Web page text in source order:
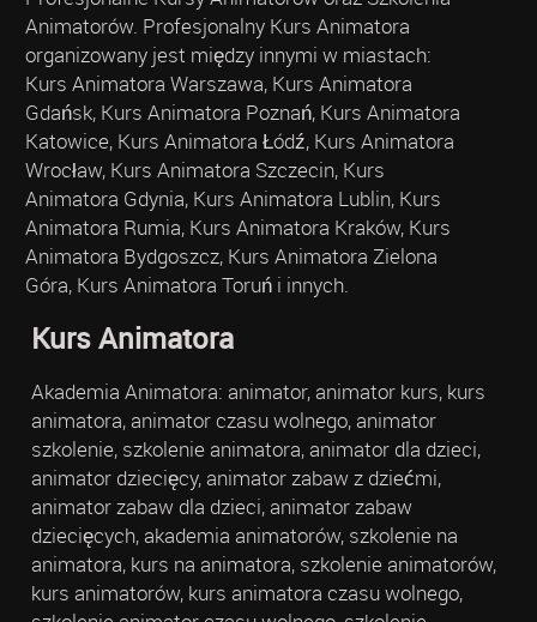
Animatorów. Profesjonalny Kurs Animatora
organizowany jest między innymi w miastach:
Kurs Animatora Warszawa, Kurs Animatora
Gdańsk, Kurs Animatora Poznań, Kurs Animatora
Katowice, Kurs Animatora Łódź, Kurs Animatora
Wrocław, Kurs Animatora Szczecin, Kurs
Animatora Gdynia, Kurs Animatora Lublin, Kurs
Animatora Rumia, Kurs Animatora Kraków, Kurs
Animatora Bydgoszcz, Kurs Animatora Zielona
Góra, Kurs Animatora Toruń i innych.
Kurs Animatora
Akademia Animatora: animator, animator kurs, kurs
animatora, animator czasu wolnego, animator
szkolenie, szkolenie animatora, animator dla dzieci,
animator dziecięcy, animator zabaw z dziećmi,
animator zabaw dla dzieci, animator zabaw
dziecięcych, akademia animatorów, szkolenie na
animatora, kurs na animatora, szkolenie animatorów,
kurs animatorów, kurs animatora czasu wolnego,